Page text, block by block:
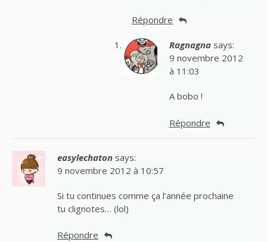
Répondre
Ragnagna says:
9 novembre 2012
à 11:03
A bobo !
Répondre
easylechaton says:
9 novembre 2012 à 10:57
Si tu continues comme ça l’année prochaine
tu clignotes… (lol)
Répondre